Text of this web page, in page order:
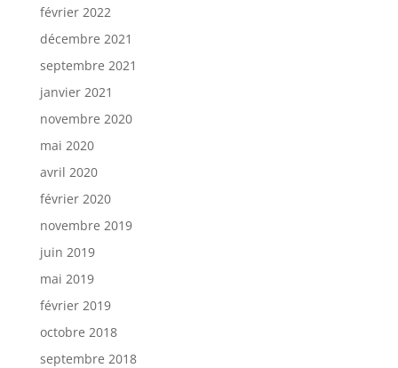
février 2022
décembre 2021
septembre 2021
janvier 2021
novembre 2020
mai 2020
avril 2020
février 2020
novembre 2019
juin 2019
mai 2019
février 2019
octobre 2018
septembre 2018